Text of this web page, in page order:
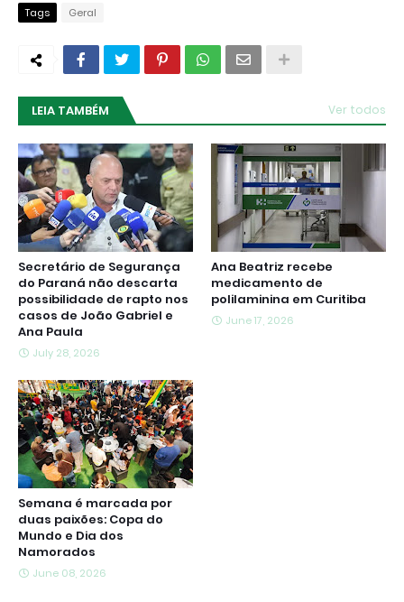
Tags Geral
LEIA TAMBÉM Ver todos
Secretário de Segurança
do Paraná não descarta
possibilidade de rapto nos
casos de João Gabriel e
Ana Paula
July 28, 2026
Ana Beatriz recebe
medicamento de
polilaminina em Curitiba
June 17, 2026
Semana é marcada por
duas paixões: Copa do
Mundo e Dia dos
Namorados
June 08, 2026